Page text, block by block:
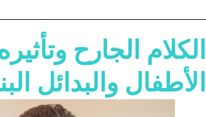
الكلام الجارح
الأطفال و البدائل